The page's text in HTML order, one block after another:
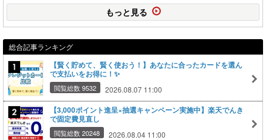
もっと見る
総合記事ランキング
【賢く貯めて、賢く使おう！】あなたに合ったカードを選ん
で支払いをお得に！✨
閲覧総数 9532 2026.08.07 11:00
【3,000ポイント進呈×抽選キャンペーン実施中】楽天でんき
で固定費見直し
閲覧総数 20248 2026.08.04 11:00